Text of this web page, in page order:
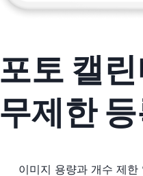
포토 캘
무제한
이미지 용량과 개수 제한